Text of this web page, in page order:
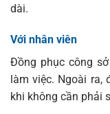
dài.
Với nhân viên
Đồng phục công
làm việc. Ngoài
khi không cần phải